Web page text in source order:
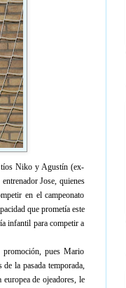
tíos Niko y Agustín (ex-
Jose, quienes
en el campeonato
que prometía este
infantil para competir a
pues Mario
la pasada temporada,
de ojeadores, le